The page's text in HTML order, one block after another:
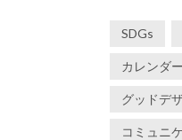
SDGs
カレンダー
グッドデ
コミュニ